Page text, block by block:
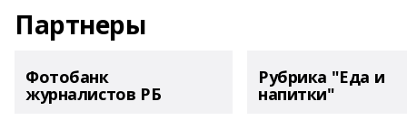
Партнеры
Фотобанк
журналистов РБ
Рубрика "Еда и
напитки"